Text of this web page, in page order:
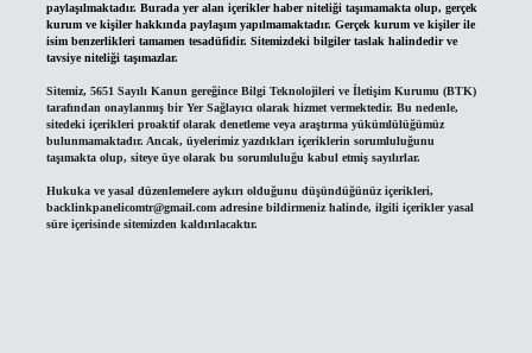
paylaşılmaktadır. Burada yer alan içerikler haber niteliği taşımamakta olup, gerçek
kurum ve kişiler hakkında paylaşım yapılmamaktadır. Gerçek kurum ve kişiler ile
isim benzerlikleri tamamen tesadüfidir. Sitemizdeki bilgiler taslak halindedir ve
tavsiye niteliği taşımazlar.
Sitemiz, 5651 Sayılı Kanun gereğince Bilgi Teknolojileri ve İletişim Kurumu (BTK)
tarafından onaylanmış bir Yer Sağlayıcı olarak hizmet vermektedir. Bu nedenle,
sitedeki içerikleri proaktif olarak denetleme veya araştırma yükümlülüğümüz
bulunmamaktadır. Ancak, üyelerimiz yazdıkları içeriklerin sorumluluğunu
taşımakta olup, siteye üye olarak bu sorumluluğu kabul etmiş sayılırlar.
Hukuka ve yasal düzenlemelere aykırı olduğunu düşündüğünüz içerikleri,
backlinkpanelicomtr@gmail.comadresine bildirmeniz halinde, ilgili içerikler yasal
süre içerisinde sitemizden kaldırılacaktır.